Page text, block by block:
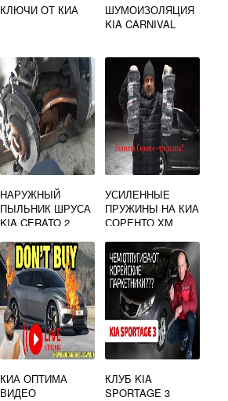
КЛЮЧИ ОТ КИА
ШУМОИЗОЛЯЦИЯ
KIA CARNIVAL
НАРУЖНЫЙ
ПЫЛЬНИК ШРУСА
KIA CERATO 2
УСИЛЕННЫЕ
ПРУЖИНЫ НА КИА
СОРЕНТО ХМ
КИА ОПТИМА
ВИДЕО
КЛУБ KIA
SPORTAGE 3